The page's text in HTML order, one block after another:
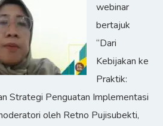
webinar
bertajuk
“Dari
Kebijakan ke
Praktik:
Strategi Penguatan Implementasi
oleh Retno Pujisubekti,